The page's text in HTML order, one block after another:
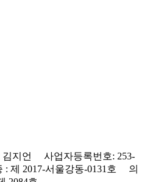
지언 사업자등록번호: 253-
제 2017-서울강동-0131호 의